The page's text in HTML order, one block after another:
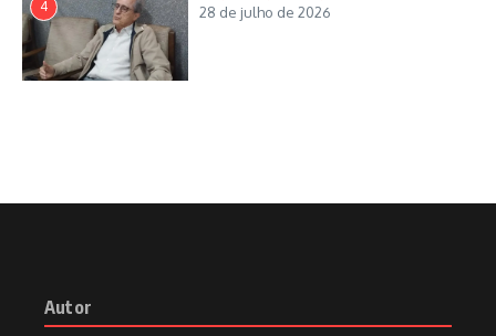
4 28 de julho de 2026
Autor